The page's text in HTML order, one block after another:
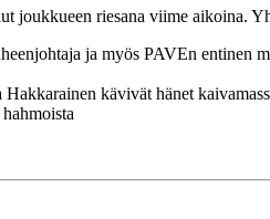
joukkueen riesana viime aikoina.
ja myös PAVEn entinen
kävivät hänet